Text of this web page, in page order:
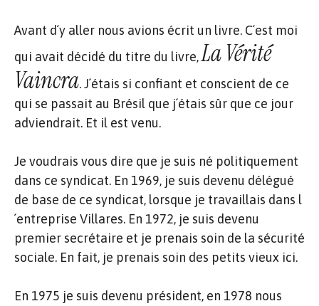
Avant d´y aller nous avions écrit un livre. C´est moi
qui avait décidé du titre du livre,La Vérité
Vaincra. J´étais si confiant et conscient de ce
qui se passait au Brésil que j´étais sûr que ce jour
adviendrait. Et il est venu.
Je voudrais vous dire que je suis né politiquement
dans ce syndicat. En 1969, je suis devenu délégué
de base de ce syndicat, lorsque je travaillais dans l
´entreprise Villares. En 1972, je suis devenu
premier secrétaire et je prenais soin de la sécurité
sociale. En fait, je prenais soin des petits vieux ici.
En 1975 je suis devenu président, en 1978 nous